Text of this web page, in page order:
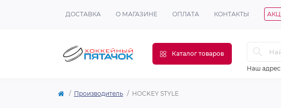
ДОСТАВКА О МАГАЗИНЕ ОПЛАТА КОНТАКТЫ
Каталог товаров
Наш адрес:
Производитель HOCKEY STYLE